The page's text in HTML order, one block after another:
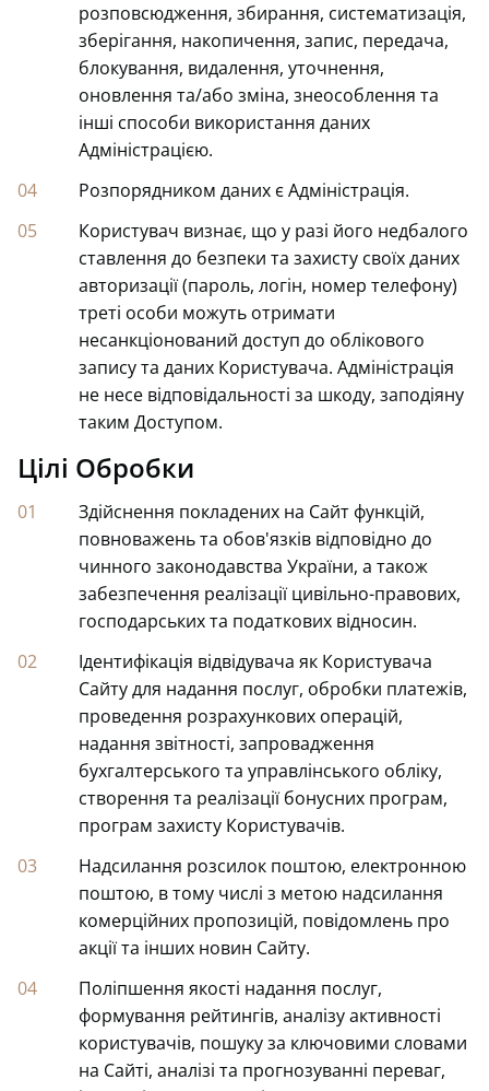
розповсюдження, збирання, систематизація,
зберігання, накопичення, запис, передача,
блокування, видалення, уточнення,
оновлення та/або зміна, знеособлення та
інші способи використання даних
Адміністрацією.
Розпорядником даних є Адміністрація.
Користувач визнає, що у разі його недбалого
ставлення до безпеки та захисту своїх даних
авторизації (пароль, логін, номер телефону)
треті особи можуть отримати
несанкціонований доступ до облікового
запису та даних Користувача. Адміністрація
не несе відповідальності за шкоду, заподіяну
таким Доступом.
Цілі Обробки
Здійснення покладених на Сайт функцій,
повноважень та обов'язків відповідно до
чинного законодавства України, а також
забезпечення реалізації цивільно-правових,
господарських та податкових відносин.
Ідентифікація відвідувача як Користувача
Сайту для надання послуг, обробки платежів,
проведення розрахункових операцій,
надання звітності, запровадження
бухгалтерського та управлінського обліку,
створення та реалізації бонусних програм,
програм захисту Користувачів.
Надсилання розсилок поштою, електронною
поштою, в тому числі з метою надсилання
комерційних пропозицій, повідомлень про
акції та інших новин Сайту.
Поліпшення якості надання послуг,
формування рейтингів, аналізу активності
користувачів, пошуку за ключовими словами
на Сайті, аналізі та прогнозуванні переваг,